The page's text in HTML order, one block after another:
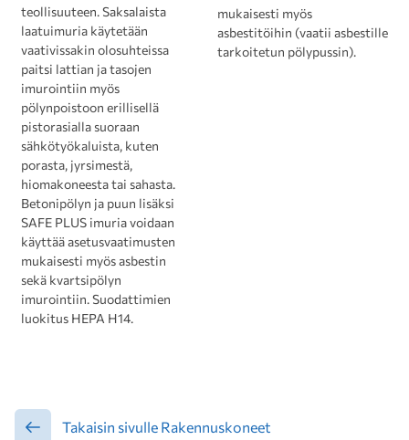
teollisuuteen. Saksalaista
laatuimuria käytetään
vaativissakin olosuhteissa
paitsi lattian ja tasojen
imurointiin myös
pölynpoistoon erillisellä
pistorasialla suoraan
sähkötyökaluista, kuten
porasta, jyrsimestä,
hiomakoneesta tai sahasta.
Betonipölyn ja puun lisäksi
SAFE PLUS imuria voidaan
käyttää asetusvaatimusten
mukaisesti myös asbestin
sekä kvartsipölyn
imurointiin. Suodattimien
luokitus HEPA H14.
mukaisesti myös
asbestitöihin (vaatii asbestille
tarkoitetun pölypussin).
Takaisin sivulle Rakennuskoneet